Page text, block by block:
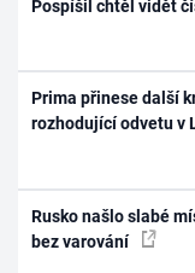
Pospíšil chtěl vidět
Prima přinese další
rozhodující odvetu v
Rusko našlo slabé
bez varování